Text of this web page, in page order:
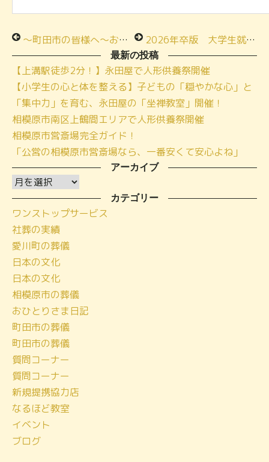
～町田市の皆様へ～お得な「ワンコイン試食会」ご案内 2026年卒版 大学生就職企業人気ランキング発表！
最新の投稿
【上溝駅徒歩2分！】永田屋で人形供養祭開催
【小学生の心と体を整える】子どもの「穏やかな心」と
「集中力」を育む、永田屋の「坐禅教室」開催！
相模原市南区上鶴間エリアで人形供養祭開催
相模原市営斎場完全ガイド！
「公営の相模原市営斎場なら、一番安くて安心よね」
アーカイブ
ア
ー
カ
イ
ブ
カテゴリー
ワンストップサービス
社葬の実績
愛川町の葬儀
日本の文化
日本の文化
相模原市の葬儀
おひとりさま日記
町田市の葬儀
町田市の葬儀
質問コーナー
質問コーナー
新規提携協力店
なるほど教室
イベント
ブログ